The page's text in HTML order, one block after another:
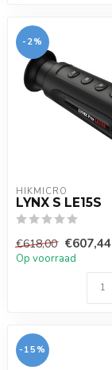
-2%
HIKMICRO
LYNX S LE15S
€618,00 €607,44
Op voorraad
-15%